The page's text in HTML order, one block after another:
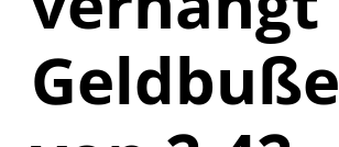
Geldbuße